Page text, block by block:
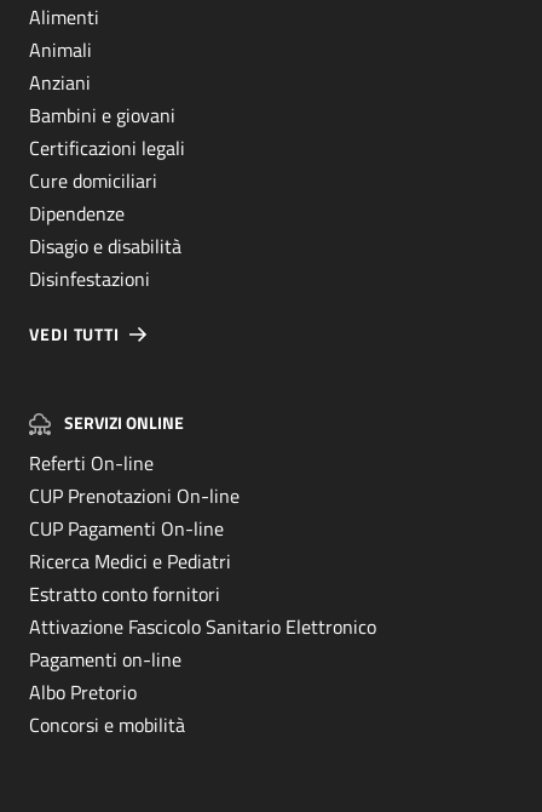
Alimenti
Animali
Anziani
Bambini e giovani
Certificazioni legali
Cure domiciliari
Dipendenze
Disagio e disabilità
Disinfestazioni
VEDI TUTTI
SERVIZI ONLINE
Referti On-line
CUP Prenotazioni On-line
CUP Pagamenti On-line
Ricerca Medici e Pediatri
Estratto conto fornitori
Attivazione Fascicolo Sanitario Elettronico
Pagamenti on-line
Albo Pretorio
Concorsi e mobilità